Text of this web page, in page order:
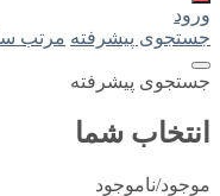
ورود
جستجوی پیشرفته مرتب
جستجوی پیشرفته
انتخاب شما
موجود/ناموجود